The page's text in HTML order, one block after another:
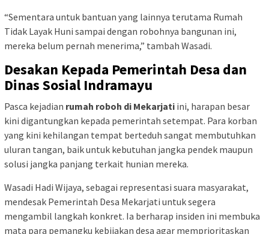
“Sementara untuk bantuan yang lainnya terutama Rumah
Tidak Layak Huni sampai dengan robohnya bangunan ini,
mereka belum pernah menerima,” tambah Wasadi.
Desakan Kepada Pemerintah Desa dan
Dinas Sosial Indramayu
Pasca kejadian rumah roboh di Mekarjati ini, harapan besar
kini digantungkan kepada pemerintah setempat. Para korban
yang kini kehilangan tempat berteduh sangat membutuhkan
uluran tangan, baik untuk kebutuhan jangka pendek maupun
solusi jangka panjang terkait hunian mereka.
Wasadi Hadi Wijaya, sebagai representasi suara masyarakat,
mendesak Pemerintah Desa Mekarjati untuk segera
mengambil langkah konkret. Ia berharap insiden ini membuka
mata para pemangku kebijakan desa agar memprioritaskan